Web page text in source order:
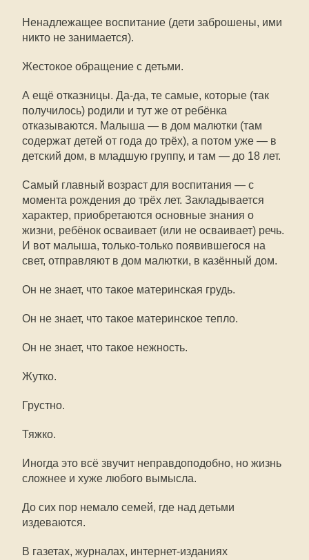
Ненадлежащее воспитание (дети заброшены, ими
никто не занимается).
Жестокое обращение с детьми.
А ещё отказницы. Да-да, те самые, которые (так
получилось) родили и тут же от ребёнка
отказываются. Малыша — в дом малютки (там
содержат детей от года до трёх), а потом уже — в
детский дом, в младшую группу, и там — до 18 лет.
Самый главный возраст для воспитания — с
момента рождения до трёх лет. Закладывается
характер, приобретаются основные знания о
жизни, ребёнок осваивает (или не осваивает) речь.
И вот малыша, только-только появившегося на
свет, отправляют в дом малютки, в казённый дом.
Он не знает, что такое материнская грудь.
Он не знает, что такое материнское тепло.
Он не знает, что такое нежность.
Жутко.
Грустно.
Тяжко.
Иногда это всё звучит неправдоподобно, но жизнь
сложнее и хуже любого вымысла.
До сих пор немало семей, где над детьми
издеваются.
В газетах, журналах, интернет-изданиях